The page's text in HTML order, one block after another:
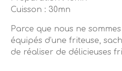
Cuisson : 30mn
Parce que nous ne
équipés d’une friteuse,
de réaliser de délicieuses